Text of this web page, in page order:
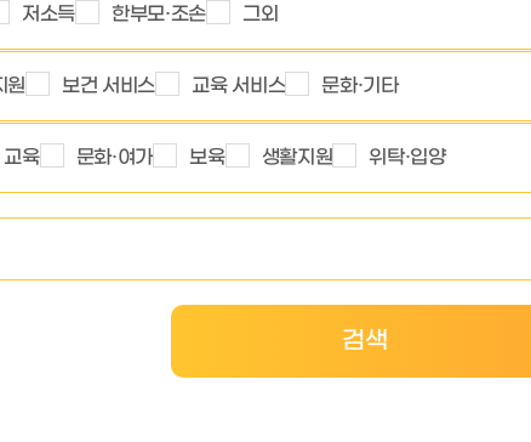
저소득 한부모·조손 그외
원 보건 서비스 교육 서비스 문화·기타
교육 문화·여가 보육 생활지원 위탁·입양
검색